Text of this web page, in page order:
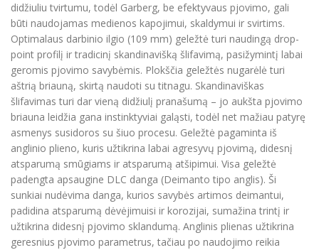
didžiuliu tvirtumu, todėl Garberg, be efektyvaus pjovimo, gali
būti naudojamas medienos kapojimui, skaldymui ir svirtims.
Optimalaus darbinio ilgio (109 mm) geležtė turi naudingą drop-
point profilį ir tradicinį skandinavišką šlifavimą, pasižymintį labai
geromis pjovimo savybėmis. Plokščia geležtės nugarėlė turi
aštrią briauną, skirtą naudoti su titnagu. Skandinaviškas
šlifavimas turi dar vieną didžiulį pranašumą – jo aukšta pjovimo
briauna leidžia gana instinktyviai galąsti, todėl net mažiau patyrę
asmenys susidoros su šiuo procesu. Geležtė pagaminta iš
anglinio plieno, kuris užtikrina labai agresyvų pjovimą, didesnį
atsparumą smūgiams ir atsparumą atšipimui. Visa geležtė
padengta apsaugine DLC danga (Deimanto tipo anglis). Ši
sunkiai nudėvima danga, kurios savybės artimos deimantui,
padidina atsparumą dėvėjimuisi ir korozijai, sumažina trintį ir
užtikrina didesnį pjovimo sklandumą. Anglinis plienas užtikrina
geresnius pjovimo parametrus, tačiau po naudojimo reikia